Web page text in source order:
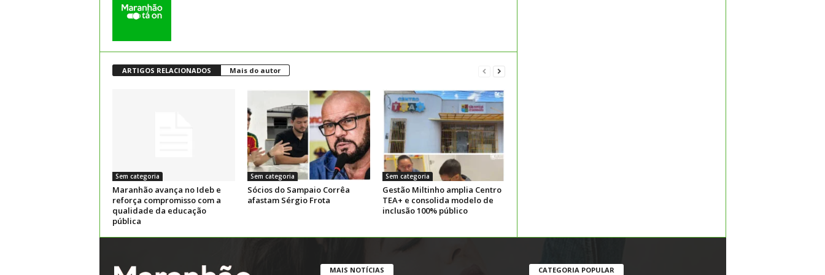
ARTIGOS RELACIONADOS Mais do autor
Sem categoria
Maranhão avança no Ideb e
reforça compromisso com a
qualidade da educação
pública
Sem categoria
Sócios do Sampaio Corrêa
afastam Sérgio Frota
Sem categoria
Gestão Miltinho amplia Centro
TEA+ e consolida modelo de
inclusão 100% público
MAIS NOTÍCIAS CATEGORIA POPULAR